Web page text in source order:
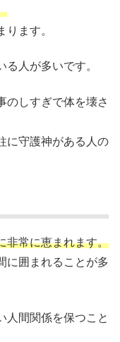
ます。
人が多いです。
のしすぎで体を壊さ
に守護神がある人の
非常に恵まれます。
に囲まれることが多
人間関係を保つこと